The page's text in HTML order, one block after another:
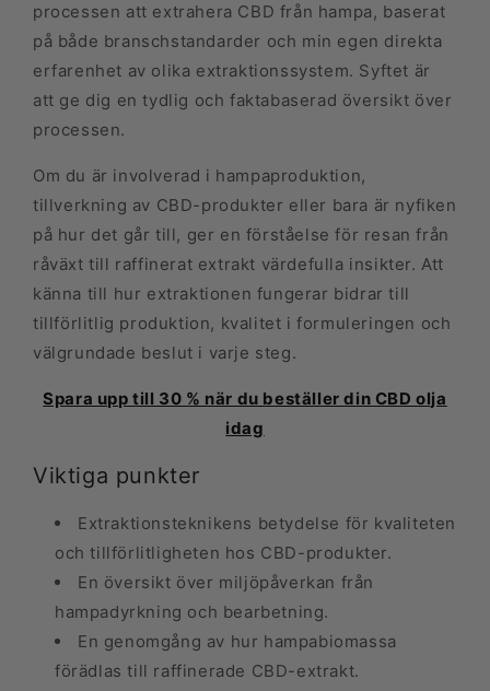
processen att extrahera CBD från hampa, baserat
på både branschstandarder och min egen direkta
erfarenhet av olika extraktionssystem. Syftet är
att ge dig en tydlig och faktabaserad översikt över
processen.
Om du är involverad i hampaproduktion,
tillverkning av CBD-produkter eller bara är nyfiken
på hur det går till, ger en förståelse för resan från
råväxt till raffinerat extrakt värdefulla insikter. Att
känna till hur extraktionen fungerar bidrar till
tillförlitlig produktion, kvalitet i formuleringen och
välgrundade beslut i varje steg.
Spara upp till 30 % när du beställer din CBD olja
idag
Viktiga punkter
Extraktionsteknikens betydelse för kvaliteten
och tillförlitligheten hos CBD-produkter.
En översikt över miljöpåverkan från
hampadyrkning och bearbetning.
En genomgång av hur hampabio­massa
förädlas till raffinerade CBD-extrakt.